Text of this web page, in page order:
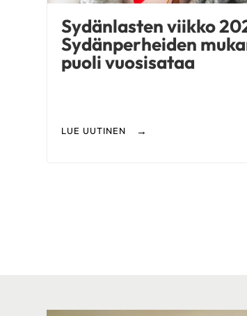
Sydänlasten viikko
Sydänperheiden
puoli vuosisataa
LUE UUTINEN